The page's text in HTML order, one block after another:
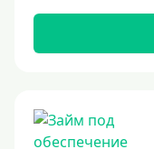
8%
9%
12%